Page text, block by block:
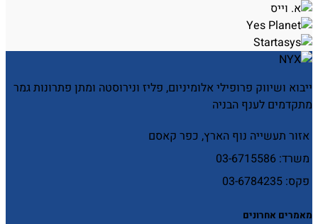
ייבוא ושיווק פרופילי אלומיניום, פליז ונירוסטה ומתן פתרונות גמר
מתקדמים לענף הבניה
אזור תעשייה נוף הארץ, כפר קאסם
משרד: 03-6715586
פקס: 03-6784235
מאמרים אחרונים